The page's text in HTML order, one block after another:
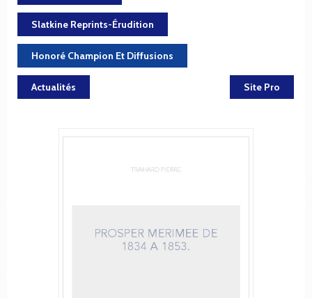
Slatkine Reprints-Érudition
Honoré Champion Et Diffusions
Actualités Site Pro